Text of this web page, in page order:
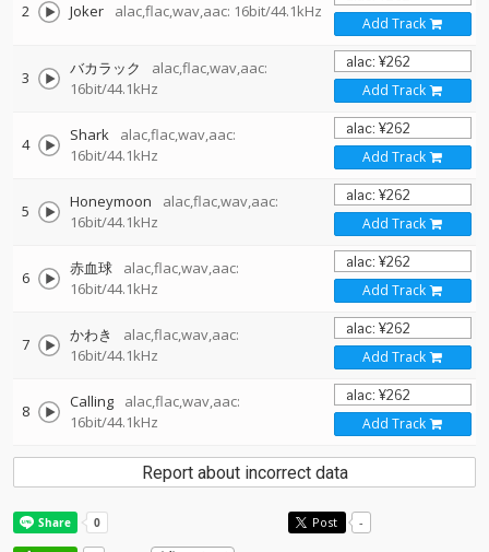
2 Joker alac,flac,wav,aac: 16bit/44.1kHz
Add Track
3 バカラック
alac,flac,wav,aac:
16bit/44.1kHz
Add Track
4 Shark
alac,flac,wav,aac:
16bit/44.1kHz
Add Track
5 Honeymoon
alac,flac,wav,aac:
16bit/44.1kHz
Add Track
6 赤血球
alac,flac,wav,aac:
16bit/44.1kHz
Add Track
7 かわき
alac,flac,wav,aac:
16bit/44.1kHz
Add Track
8 Calling
alac,flac,wav,aac:
16bit/44.1kHz
Add Track
Report about incorrect data
Post -